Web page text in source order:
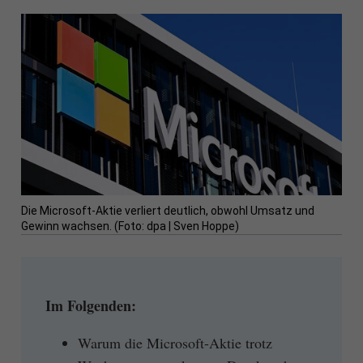
Die Microsoft-Aktie verliert deutlich, obwohl Umsatz und
Gewinn wachsen. (Foto: dpa | Sven Hoppe)
Im Folgenden:
Warum die Microsoft-Aktie trotz